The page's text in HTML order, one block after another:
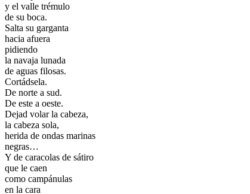
y el valle trémulo
de su boca.
Salta su garganta
hacia afuera
pidiendo
la navaja lunada
de aguas filosas.
Cortádsela.
De norte a sud.
De este a oeste.
Dejad volar la cabeza,
la cabeza sola,
herida de ondas marinas
negras…
Y de caracolas de sátiro
que le caen
como campánulas
en la cara